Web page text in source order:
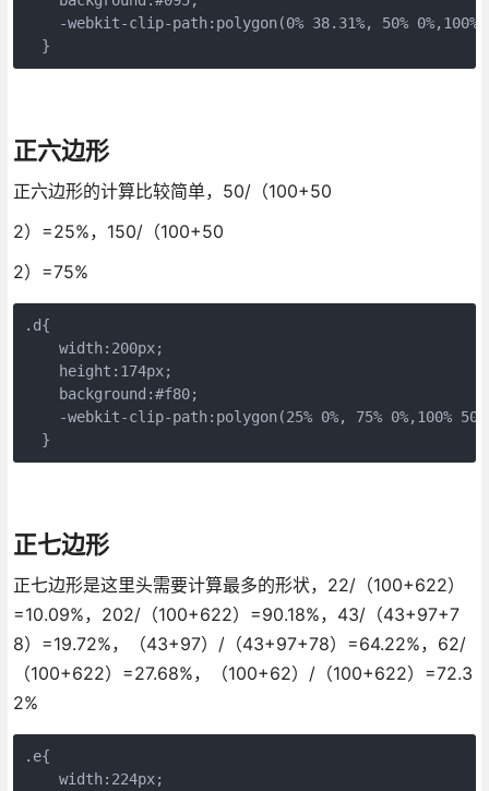
-webkit-clip-path:polygon(0% 38.31%, 50% 0%,100%
  }
正六边形
正六边形的计算比较简单，50/（100+50
2）=25%，150/（100+50
2）=75%
.d{
    width:200px;
    height:174px;
    background:#f80;
-webkit-clip-path:polygon(25% 0%, 75% 0%,100%
  }
正七边形
正七边形是这里头需要计算最多的形状，22/（100+622）
=10.09%，202/（100+622）=90.18%，43/（43+97+7
8）=19.72%，（43+97）/（43+97+78）=64.22%，62/
（100+622）=27.68%，（100+62）/（100+622）=72.3
2%
.e{
    width:224px;